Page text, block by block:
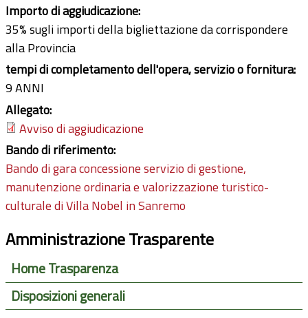
Importo di aggiudicazione:
35% sugli importi della bigliettazione da corrispondere
alla Provincia
tempi di completamento dell'opera, servizio o fornitura:
9 ANNI
Allegato:
Avviso di aggiudicazione
Bando di riferimento:
Bando di gara concessione servizio di gestione,
manutenzione ordinaria e valorizzazione turistico-
culturale di Villa Nobel in Sanremo
Amministrazione Trasparente
Home Trasparenza
Disposizioni generali